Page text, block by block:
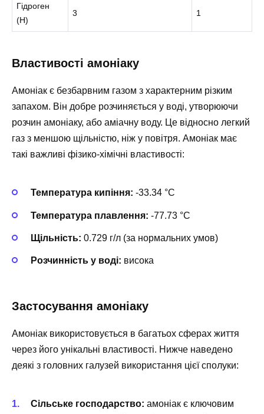
Гідроген
(H)
3 1
Властивості амоніаку
Амоніак є безбарвним газом з характерним різким
запахом. Він добре розчиняється у воді, утворюючи
розчин амоніаку, або аміачну воду. Це відносно легкий
газ з меншою щільністю, ніж у повітря. Амоніак має
такі важливі фізико-хімічні властивості:
Температура кипіння: -33.34 °C
Температура плавлення: -77.73 °C
Щільність: 0.729 г/л (за нормальних умов)
Розчинність у воді: висока
Застосування амоніаку
Амоніак використовується в багатьох сферах життя
через його унікальні властивості. Нижче наведено
деякі з головних галузей використання цієї сполуки:
Сільське господарство: амоніак є ключовим